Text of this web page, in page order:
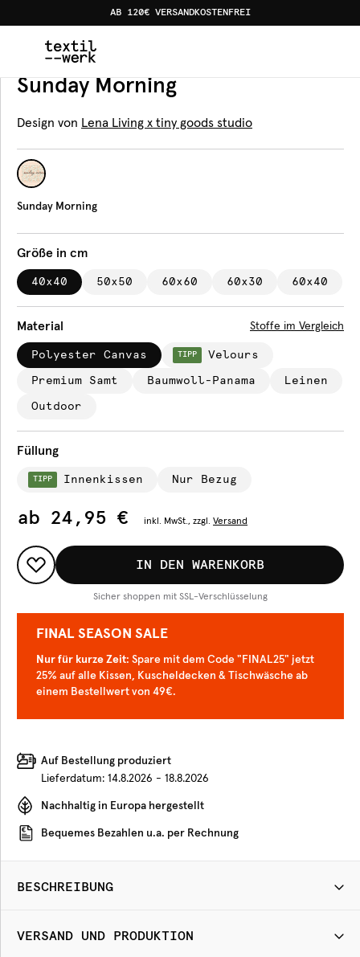
AB 120€ VERSANDKOSTENFREI
Produkte Kissen Sunday Morning
Kissen
Sunday Morning
Design von Lena Living x tiny goods studio
Sunday Morning
Größe in cm
40x40 50x50 60x60 60x30 60x40
Material Stoffe im Vergleich
Polyester Canvas TIPP Velours
Premium Samt Baumwoll-Panama Leinen
Outdoor
Füllung
TIPP Innenkissen Nur Bezug
ab 24,95 € inkl. MwSt., zzgl. Versand
IN DEN WARENKORB
Sicher shoppen mit SSL-Verschlüsselung
FINAL SEASON SALE
Nur für kurze Zeit: Spare mit dem Code "FINAL25" jetzt
25% auf alle Kissen, Kuscheldecken & Tischwäsche ab
einem Bestellwert von 49€.
Auf Bestellung produziert
Lieferdatum: 14.8.2026 - 18.8.2026
Nachhaltig in Europa hergestellt
Bequemes Bezahlen u.a. per Rechnung
BESCHREIBUNG
VERSAND UND PRODUKTION